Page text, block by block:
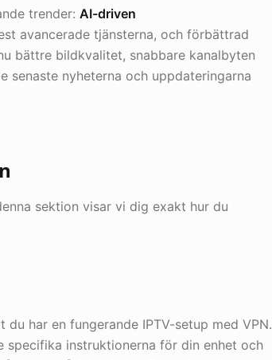
trender: AI-driven
avancerade tjänsterna, och förbättrad
bättre bildkvalitet, snabbare kanalbyten
senaste nyheterna och uppdateringarna
sektion visar vi dig exakt hur du
du har en fungerande IPTV-setup med VPN.
specifika instruktionerna för din enhet och